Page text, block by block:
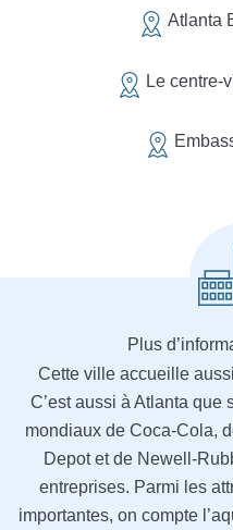
Atlanta
Le centre-
Plus
Cette ville accueille
C’est aussi à Atlanta que
mondiaux de Coca-Cola,
Depot et de Newell-
entreprises. Parmi les
importantes, on compte